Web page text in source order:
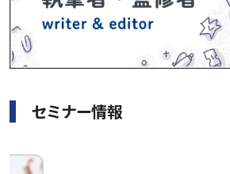
セミナー情報